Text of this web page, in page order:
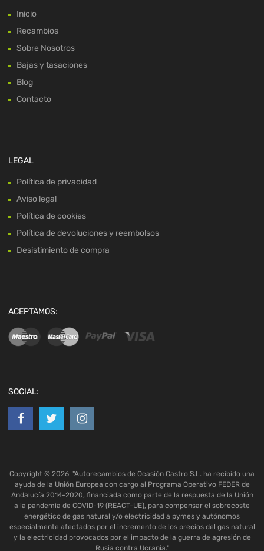
Inicio
Recambios
Sobre Nosotros
Bajas y tasaciones
Blog
Contacto
LEGAL
Política de privacidad
Aviso legal
Política de cookies
Política de devoluciones y reembolsos
Desistimiento de compra
ACEPTAMOS:
SOCIAL:
Copyright © 2026 "Autorecambios de Ocasión Castro S.L. ha recibido una
ayuda de la Unión Europea con cargo al Programa Operativo FEDER de
Andalucía 2014-2020, financiada como parte de la respuesta de la Unión
a la pandemia de COVID-19 (REACT-UE), para compensar el sobrecoste
energético de gas natural y/o electricidad a pymes y autónomos
especialmente afectados por el incremento de los precios del gas natural
y la electricidad provocados por el impacto de la guerra de agresión de
Rusia contra Ucrania."